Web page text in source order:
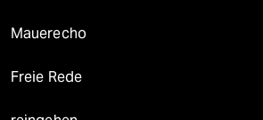
Mauerecho
Freie Rede